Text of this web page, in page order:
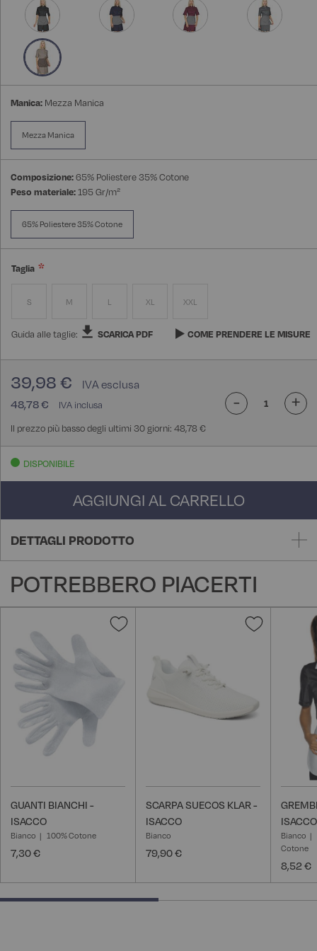
Manica: Mezza Manica
Mezza Manica
Composizione:65% Poliestere 35% Cotone
Peso materiale:195 Gr/m²
65% Poliestere 35% Cotone
Taglia
S M L XL XXL
Guida alle taglie: SCARICA PDF COME PRENDERE LE MISURE
48,78 €
39,98 €
Il prezzo più basso degli ultimi 30 giorni: 48,78 €
- +
DISPONIBILE
AGGIUNGI AL CARRELLO
DETTAGLI PRODOTTO
POTREBBERO PIACERTI
Aggiungi
GUANTI BIANCHI -
ISACCO
Bianco 100% Cotone
7,30 €
Aggiungi
desideri
SCARPA SUECOS KLAR -
ISACCO
Bianco
79,90 €
ISACCO
Bianco
Cotone
8,52 €
50% completed